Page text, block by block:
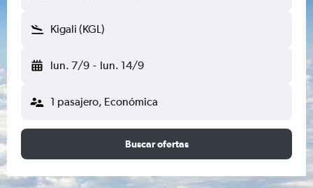
Kigali (KGL)
lun. 7/9 - lun. 14/9
1 pasajero, Económica
Buscar ofertas